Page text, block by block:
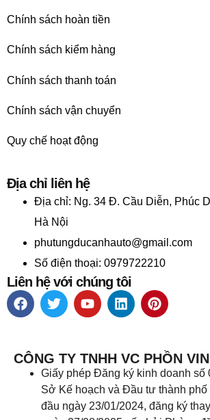
Chính sách hoàn tiền
Chính sách kiểm hàng
Chính sách thanh toán
Chính sách vận chuyển
Quy chế hoạt động
Địa chỉ liên hệ
Địa chỉ: Ng. 34 Đ. Cầu Diễn, Phúc
Hà Nội
phutungducanhauto@gmail.com
Số điện thoại: 0979722210
Liên hệ với chúng tôi
CÔNG TY TNHH VC PHỒN
Giấy phép Đăng ký kinh doanh số
Sở Kế hoạch và Đầu tư thành phố
đầu ngày 23/01/2024, đăng ký